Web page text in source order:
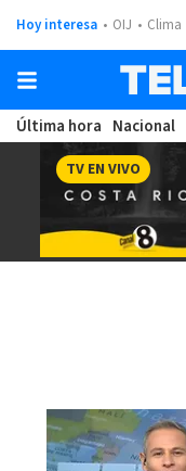
Hoy interesa OIJ Clima
Última hora Nacional
TV EN VIVO